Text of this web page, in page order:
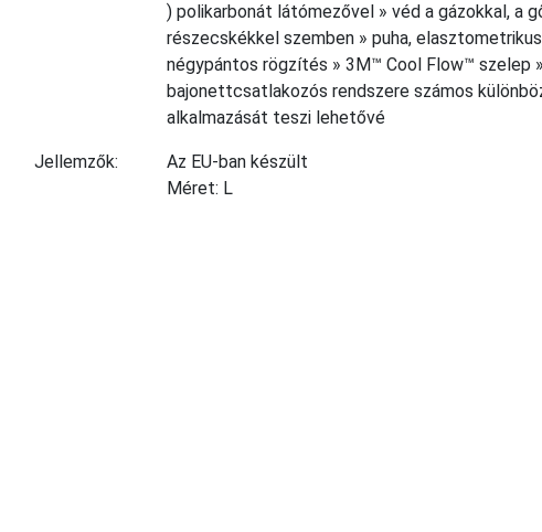
) polikarbonát látómezővel » véd a gázokkal, a
részecskékkel szemben » puha,
négypántos rögzítés » 3M™ Cool Flow™ szelep
bajonettcsatlakozós rendszere számos
alkalmazását teszi lehetővé
Jellemzők:
Az EU-ban készült
Méret: L